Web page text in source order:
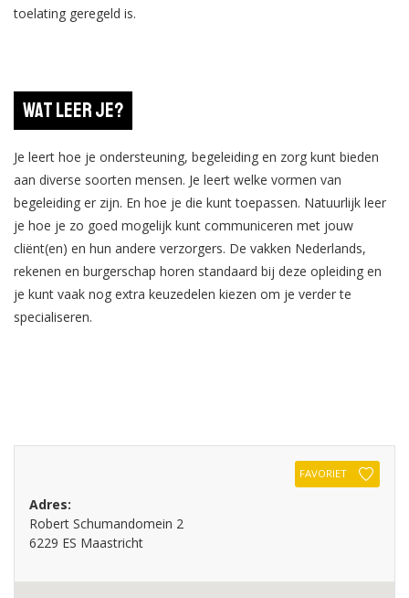
toelating geregeld is.
Wat leer je?
Je leert hoe je ondersteuning, begeleiding en zorg kunt bieden
aan diverse soorten mensen. Je leert welke vormen van
begeleiding er zijn. En hoe je die kunt toepassen. Natuurlijk leer
je hoe je zo goed mogelijk kunt communiceren met jouw
cliënt(en) en hun andere verzorgers. De vakken Nederlands,
rekenen en burgerschap horen standaard bij deze opleiding en
je kunt vaak nog extra keuzedelen kiezen om je verder te
specialiseren.
FAVORIET
Adres:
Robert Schumandomein 2
6229 ES Maastricht